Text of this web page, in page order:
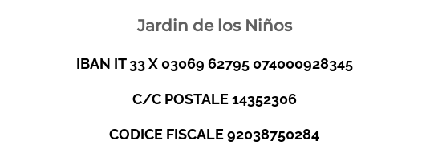
Jardin de los Niños
IBAN IT 33 X 03069 62795 074000928345
C/C POSTALE 14352306
CODICE FISCALE 92038750284